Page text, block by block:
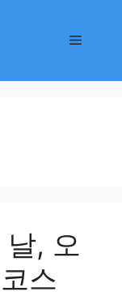
메
, 오
스